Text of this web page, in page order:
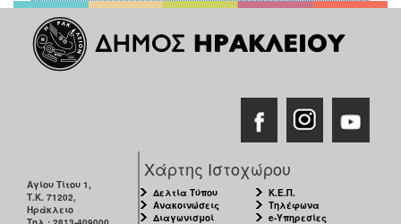
Αγίου Τίτου 1,
Τ.Κ. 71202,
Ηράκλειο
Χάρτης Ιστοχώρου
Δελτία Τύπου
Ανακοινώσεις
Διαγωνισμοί
Κ.Ε.Π.
Τηλέφωνα
e-Υπηρεσίες